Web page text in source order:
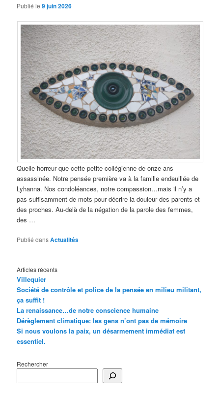
Publié le9 juin 2026
Quelle horreur que cette petite collégienne de onze ans
assassinée. Notre pensée première va à la famille endeuillée de
Lyhanna. Nos condoléances, notre compassion…mais il n’y a
pas suffisamment de mots pour décrire la douleur des parents et
des proches. Au-delà de la négation de la parole des femmes,
des …
Publié dansActualités
Articles récents
Villequier
Société de contrôle et police de la pensée en milieu militant,
ça suffit !
La renaissance…de notre conscience humaine
Dérèglement climatique: les gens n’ont pas de mémoire
Si nous voulons la paix, un désarmement immédiat est
essentiel.
Rechercher